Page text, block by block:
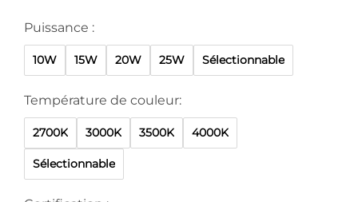
Puissance :
10W 15W 20W 25W Sélectionnable
Température de couleur:
2700K 3000K 3500K 4000K
Sélectionnable